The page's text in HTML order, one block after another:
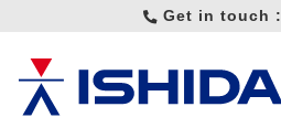
Get in touch :